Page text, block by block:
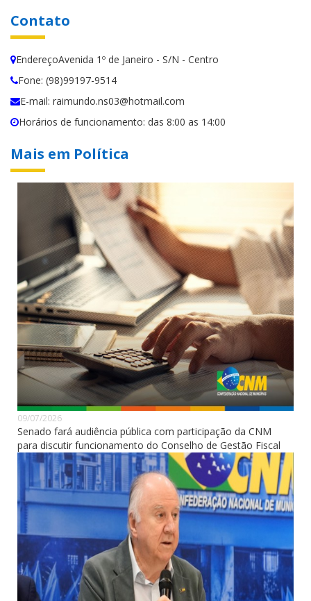
Contato
EndereçoAvenida 1º de Janeiro - S/N - Centro
Fone: (98)99197-9514
E-mail: raimundo.ns03@hotmail.com
Horários de funcionamento: das 8:00 as 14:00
Mais em Política
09/07/2026
Senado fará audiência pública com participação da CNM
para discutir funcionamento do Conselho de Gestão Fiscal